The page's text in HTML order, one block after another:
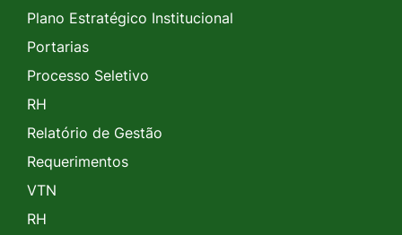
Plano Estratégico Institucional
Portarias
Processo Seletivo
RH
Relatório de Gestão
Requerimentos
VTN
RH